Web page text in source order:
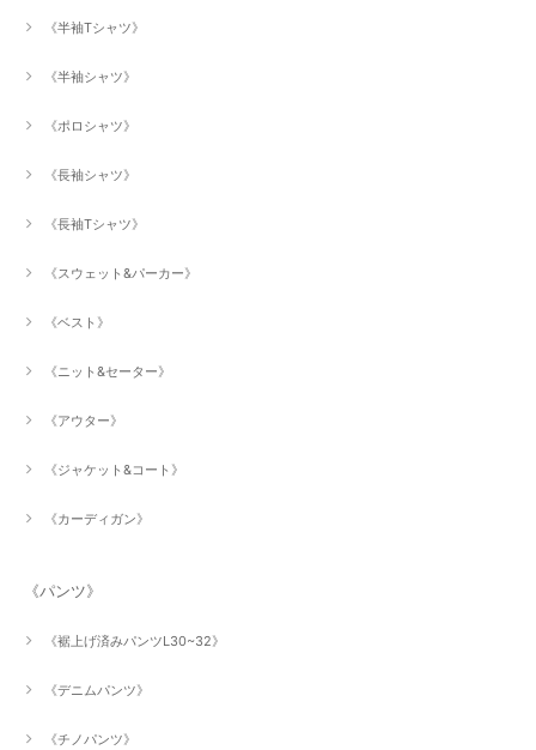
《半袖Tシャツ》
《半袖シャツ》
《ポロシャツ》
《長袖シャツ》
《長袖Tシャツ》
《スウェット&パーカー》
《ベスト》
《ニット&セーター》
《アウター》
《ジャケット&コート》
《カーディガン》
《パンツ》
《裾上げ済みパンツL30~32》
《デニムパンツ》
《チノパンツ》